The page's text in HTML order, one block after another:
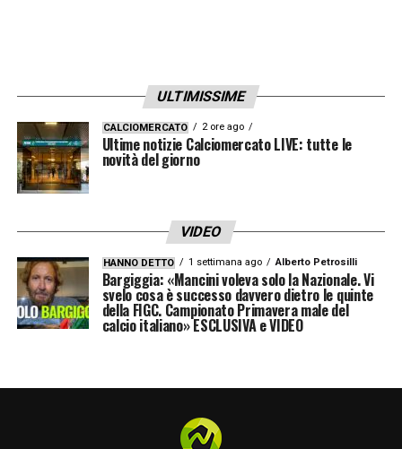
ULTIMISSIME
CALCIOMERCATO 2 ore ago
Ultime notizie Calciomercato LIVE: tutte le
novità del giorno
VIDEO
HANNO DETTO 1 settimana ago Alberto Petrosilli
Bargiggia: «Mancini voleva solo la Nazionale. Vi
svelo cosa è successo davvero dietro le quinte
della FIGC. Campionato Primavera male del
calcio italiano» ESCLUSIVA e VIDEO